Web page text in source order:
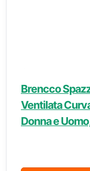
Brencco
Ventilata
Donna e